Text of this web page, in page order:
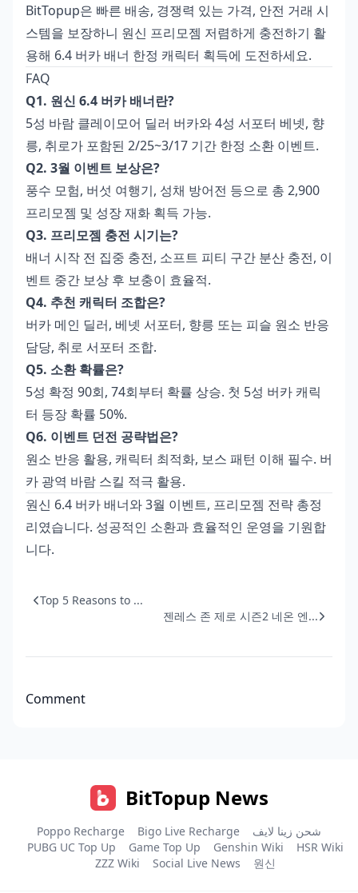
BitTopup은 빠른 배송, 경쟁력 있는 가격, 안전 거래 시
스템을 보장하니 원신 프리모젬 저렴하게 충전하기 활
용해 6.4 버카 배너 한정 캐릭터 획득에 도전하세요.
FAQ
Q1. 원신 6.4 버카 배너란?
5성 바람 클레이모어 딜러 버카와 4성 서포터 베넷, 향
릉, 취로가 포함된 2/25~3/17 기간 한정 소환 이벤트.
Q2. 3월 이벤트 보상은?
풍수 모험, 버섯 여행기, 성채 방어전 등으로 총 2,900
프리모젬 및 성장 재화 획득 가능.
Q3. 프리모젬 충전 시기는?
배너 시작 전 집중 충전, 소프트 피티 구간 분산 충전, 이
벤트 중간 보상 후 보충이 효율적.
Q4. 추천 캐릭터 조합은?
버카 메인 딜러, 베넷 서포터, 향릉 또는 피슬 원소 반응
담당, 취로 서포터 조합.
Q5. 소환 확률은?
5성 확정 90회, 74회부터 확률 상승. 첫 5성 버카 캐릭
터 등장 확률 50%.
Q6. 이벤트 던전 공략법은?
원소 반응 활용, 캐릭터 최적화, 보스 패턴 이해 필수. 버
카 광역 바람 스킬 적극 활용.
원신 6.4 버카 배너와 3월 이벤트, 프리모젬 전략 총정
리였습니다. 성공적인 소환과 효율적인 운영을 기원합
니다.
Top 5 Reasons to ...
젠레스 존 제로 시즌2 네온 엔...
Comment
BitTopup News
Poppo Recharge Bigo Live Recharge
شحن زينا لايف
PUBG UC Top Up
Game Top Up Genshin Wiki
HSR Wiki
ZZZ Wiki
Social Live News 원신